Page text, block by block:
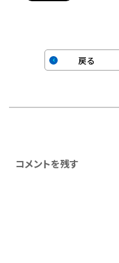
戻る
コメントを残す